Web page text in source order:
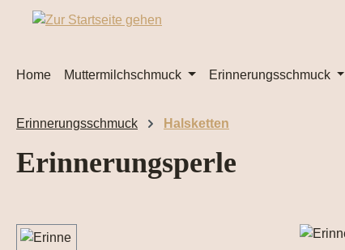
Hauptinhalt springen
Zur Suche springen
Zur Hauptnavigation springen
Home Muttermilchschmuck Erinnerungsschmuck
Erinnerungsschmuck Halsketten
Erinnerungsperle
Bildergalerie überspringen